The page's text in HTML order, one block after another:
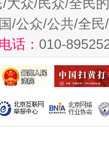
/大众/民众/全民
/公众/公共/全
话： 010-